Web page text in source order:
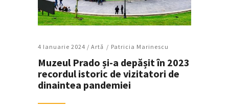
4 Ianuarie 2024 / Artǎ Patricia Marinescu
Muzeul Prado și-a depășit în 2023
recordul istoric de vizitatori de
dinaintea pandemiei